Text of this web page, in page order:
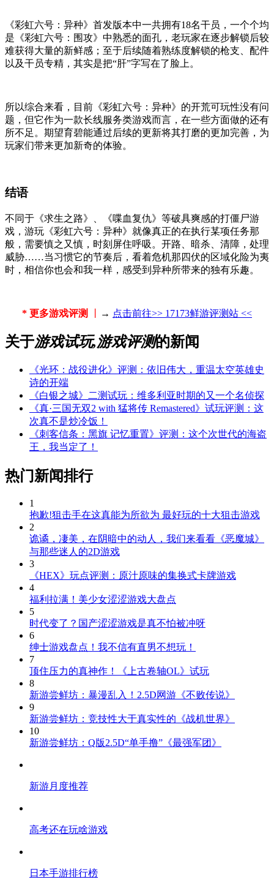
《彩虹六号：异种》首发版本中一共拥有18名干员，一个个均
是《彩虹六号：围攻》中熟悉的面孔，老玩家在逐步解锁后较
难获得大量的新鲜感；至于后续随着熟练度解锁的枪支、配件
以及干员专精，其实是把“肝”字写在了脸上。
所以综合来看，目前《彩虹六号：异种》的开荒可玩性没有问
题，但它作为一款长线服务类游戏而言，在一些方面做的还有
所不足。期望育碧能通过后续的更新将其打磨的更加完善，为
玩家们带来更加新奇的体验。
结语
不同于《求生之路》、《喋血复仇》等破具爽感的打僵尸游
戏，游玩《彩虹六号：异种》就像真正的在执行某项任务那
般，需要慎之又慎，时刻屏住呼吸。开路、暗杀、清障，处理
威胁……当习惯它的节奏后，看着危机那四伏的区域化险为夷
时，相信你也会和我一样，感受到异种所带来的独有乐趣。
* 更多游戏评测 → 点击前往>> 17173鲜游评测站 <<
关于游戏试玩,游戏评测的新闻
《光环：战役进化》评测：依旧伟大，重温太空英雄史
诗的开端
《白银之城》二测试玩：维多利亚时期的又一个名侦探
《真·三国无双2 with 猛将传 Remastered》试玩评测：这
次真不是炒冷饭！
《刺客信条：黑旗 记忆重置》评测：这个次世代的海盗
王，我当定了！
热门新闻排行
1
抱歉!狙击手在这真能为所欲为 最好玩的十大狙击游戏
2
诡谲，凄美，在阴暗中的动人，我们来看看《恶魔城》
与那些迷人的2D游戏
3
《HEX》玩点评测：原汁原味的集换式卡牌游戏
4
福利拉满！美少女涩涩游戏大盘点
5
时代变了？国产涩涩游戏是真不怕被冲呀
6
绅士游戏盘点！我不信有直男不想玩！
7
顶住压力的真神作！《上古卷轴OL》试玩
8
新游尝鲜坊：暴漫乱入！2.5D网游《不败传说》
9
新游尝鲜坊：竞技性大于真实性的《战机世界》
10
新游尝鲜坊：Q版2.5D“单手撸”《最强军团》
新游月度推荐
高考还在玩啥游戏
日本手游排行榜